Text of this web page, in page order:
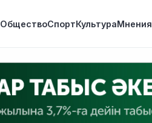
ОбществоСпортКультураМнения